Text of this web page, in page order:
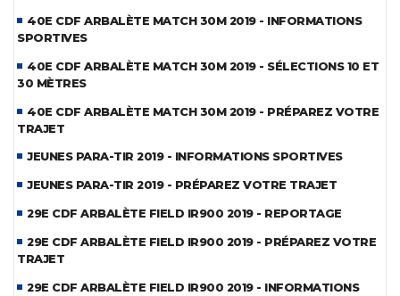
40E CDF ARBALÈTE MATCH 30M 2019 - INFORMATIONS
SPORTIVES
40E CDF ARBALÈTE MATCH 30M 2019 - SÉLECTIONS 10 ET
30 MÈTRES
40E CDF ARBALÈTE MATCH 30M 2019 - PRÉPAREZ VOTRE
TRAJET
JEUNES PARA-TIR 2019 - INFORMATIONS SPORTIVES
JEUNES PARA-TIR 2019 - PRÉPAREZ VOTRE TRAJET
29E CDF ARBALÈTE FIELD IR900 2019 - REPORTAGE
29E CDF ARBALÈTE FIELD IR900 2019 - PRÉPAREZ VOTRE
TRAJET
29E CDF ARBALÈTE FIELD IR900 2019 - INFORMATIONS